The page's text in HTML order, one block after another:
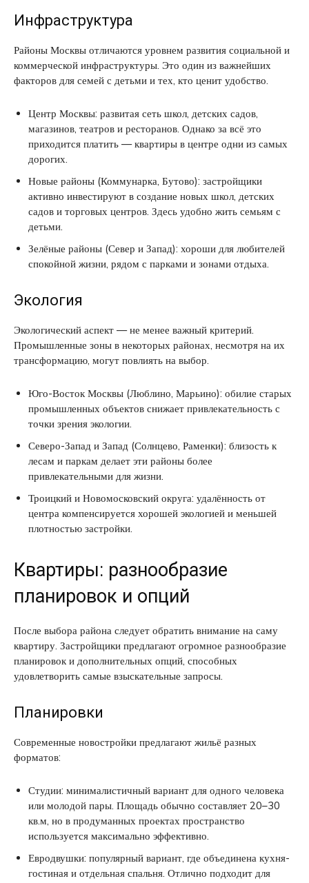
Инфраструктура
Районы Москвы отличаются уровнем развития социальной и
коммерческой инфраструктуры. Это один из важнейших
факторов для семей с детьми и тех, кто ценит удобство.
Центр Москвы: развитая сеть школ, детских садов,
магазинов, театров и ресторанов. Однако за всё это
приходится платить — квартиры в центре одни из самых
дорогих.
Новые районы (Коммунарка, Бутово): застройщики
активно инвестируют в создание новых школ, детских
садов и торговых центров. Здесь удобно жить семьям с
детьми.
Зелёные районы (Север и Запад): хороши для любителей
спокойной жизни, рядом с парками и зонами отдыха.
Экология
Экологический аспект — не менее важный критерий.
Промышленные зоны в некоторых районах, несмотря на их
трансформацию, могут повлиять на выбор.
Юго-Восток Москвы (Люблино, Марьино): обилие старых
промышленных объектов снижает привлекательность с
точки зрения экологии.
Северо-Запад и Запад (Солнцево, Раменки): близость к
лесам и паркам делает эти районы более
привлекательными для жизни.
Троицкий и Новомосковский округа: удалённость от
центра компенсируется хорошей экологией и меньшей
плотностью застройки.
Квартиры: разнообразие
планировок и опций
После выбора района следует обратить внимание на саму
квартиру. Застройщики предлагают огромное разнообразие
планировок и дополнительных опций, способных
удовлетворить самые взыскательные запросы.
Планировки
Современные новостройки предлагают жильё разных
форматов:
Студии: минималистичный вариант для одного человека
или молодой пары. Площадь обычно составляет 20–30
кв.м, но в продуманных проектах пространство
используется максимально эффективно.
Евродвушки: популярный вариант, где объединена кухня-
гостиная и отдельная спальня. Отлично подходит для